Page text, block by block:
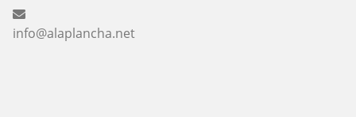
info@alaplancha.net